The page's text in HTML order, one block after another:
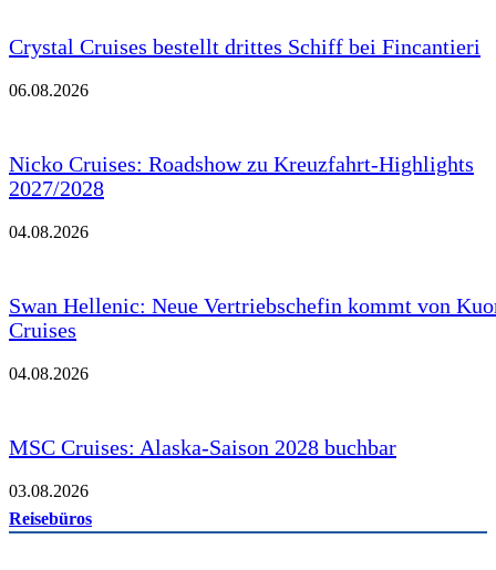
Crystal Cruises bestellt drittes Schiff bei Fincantieri
06.08.2026
Nicko Cruises: Roadshow zu Kreuzfahrt-Highlights
2027/2028
04.08.2026
Swan Hellenic: Neue Vertriebschefin kommt von
Cruises
04.08.2026
MSC Cruises: Alaska-Saison 2028 buchbar
03.08.2026
Reisebüros